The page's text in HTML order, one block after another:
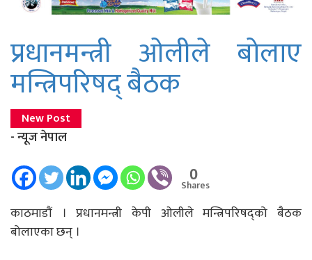
प्रधानमन्त्री ओलीले बोलाए
मन्त्रिपरिषद् बैठक
New Post
- न्यूज नेपाल
0
Shares
काठमाडाैं । प्रधानमन्त्री केपी ओलीले मन्त्रिपरिषद्को बैठक
बोलाएका छन् ।